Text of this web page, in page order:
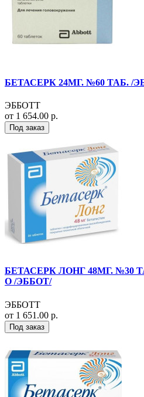
БЕТАСЕРК 24МГ. №60 ТАБ. /
ЭББОТТ
от 1 654.00 р.
Под заказ
БЕТАСЕРК ЛОНГ 48МГ. №30
О /ЭББОТ/
ЭББОТТ
от 1 651.00 р.
Под заказ